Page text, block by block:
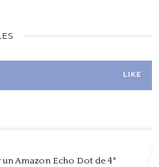
LIKE
Amazon Echo Dot de 4ª